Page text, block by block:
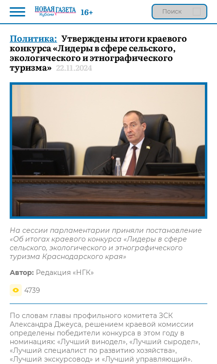
Политика: Утверждены итоги краевого
конкурса «Лидеры в сфере сельского,
экологического и этнографического
туризма» 22.11.2024
На сессии парламентарии приняли постановление
«Об итогах краевого конкурса «Лидеры в сфере
сельского, экологического и этнографического
туризма Краснодарского края»
Автор: Редакция «НГК»
4739
По словам главы профильного комитета ЗСК
Александра Джеуса, решением краевой комиссии
определены победители конкурса в этом году в
номинациях: «Лучший винодел», «Лучший сыродел»,
«Лучший специалист по развитию хозяйства»,
«Лучший экскурсовод» и «Лучший управляющий».
16+